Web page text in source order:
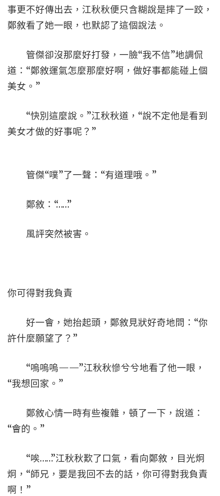
事更不好傳出去，江秋秋便只含糊說是摔了一跤，
鄭敘看了她一眼，也默認了這個說法。
管傑卻沒那麼好打發，一臉“我不信”地調侃
道：“鄭敘運氣怎麼那麼好啊，做好事都能碰上個
美女。”
“快別這麼說。”江秋秋道，“說不定他是看到
美女才做的好事呢？”
管傑“噗”了一聲：“有道理哦。”
鄭敘：“……”
風評突然被害。
你可得對我負責
好一會，她抬起頭，鄭敘見狀好奇地問：“你
許什麼願望了？”
“嗚嗚嗚——”江秋秋慘兮兮地看了他一眼，
“我想回家。”
鄭敘心情一時有些複雜，頓了一下，說道：
“會的。”
“唉……”江秋秋歎了口氣，看向鄭敘，目光炯
炯，“師兄，要是我回不去的話，你可得對我負責
啊！”